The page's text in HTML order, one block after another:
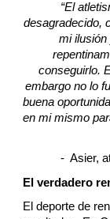
“El
desagradecido,
mi ilusión
conseguirlo.
embargo no lo
buena
en mi mismo
- Asier,
El verdadero
El deporte de